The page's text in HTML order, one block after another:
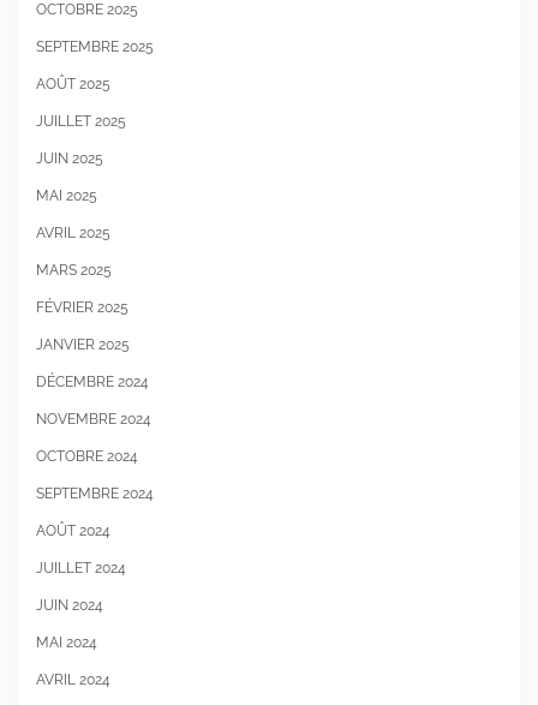
OCTOBRE 2025
SEPTEMBRE 2025
AOÛT 2025
JUILLET 2025
JUIN 2025
MAI 2025
AVRIL 2025
MARS 2025
FÉVRIER 2025
JANVIER 2025
DÉCEMBRE 2024
NOVEMBRE 2024
OCTOBRE 2024
SEPTEMBRE 2024
AOÛT 2024
JUILLET 2024
JUIN 2024
MAI 2024
AVRIL 2024